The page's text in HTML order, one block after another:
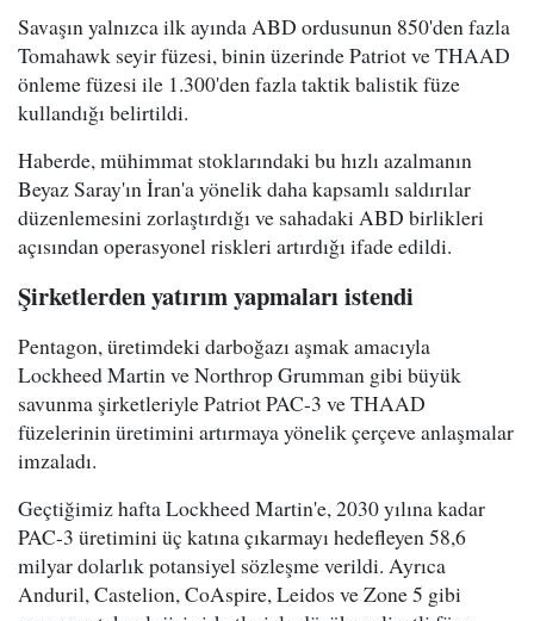
Savaşın yalnızca ilk ayında ABD ordusunun 850'den fazla
Tomahawk seyir füzesi, binin üzerinde Patriot ve THAAD
önleme füzesi ile 1.300'den fazla taktik balistik füze
kullandığı belirtildi.
Haberde, mühimmat stoklarındaki bu hızlı azalmanın
Beyaz Saray'ın İran'a yönelik daha kapsamlı saldırılar
düzenlemesini zorlaştırdığı ve sahadaki ABD birlikleri
açısından operasyonel riskleri artırdığı ifade edildi.
Şirketlerden yatırım yapmaları istendi
Pentagon, üretimdeki darboğazı aşmak amacıyla
Lockheed Martin ve Northrop Grumman gibi büyük
savunma şirketleriyle Patriot PAC-3 ve THAAD
füzelerinin üretimini artırmaya yönelik çerçeve anlaşmalar
imzaladı.
Geçtiğimiz hafta Lockheed Martin'e, 2030 yılına kadar
PAC-3 üretimini üç katına çıkarmayı hedefleyen 58,6
milyar dolarlık potansiyel sözleşme verildi. Ayrıca
Anduril, Castelion, CoAspire, Leidos ve Zone 5 gibi